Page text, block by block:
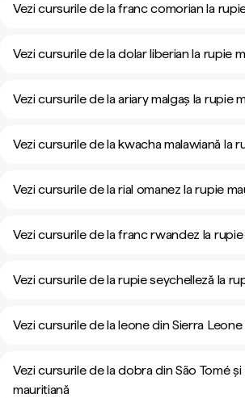
Vezi cursurile de la franc comorian la
Vezi cursurile de la dolar liberian la rupie
Vezi cursurile de la ariary malgaș la rupie
Vezi cursurile de la kwacha malawiană la
Vezi cursurile de la rial omanez la rupie
Vezi cursurile de la franc rwandez la
Vezi cursurile de la rupie seychelleză la
Vezi cursurile de la leone din Sierra
Vezi cursurile de la dobra din São Tomé
mauritiană